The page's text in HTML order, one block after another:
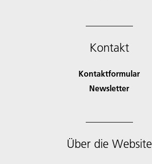
Kontakt
Kontaktformular
Newsletter
Über die Website